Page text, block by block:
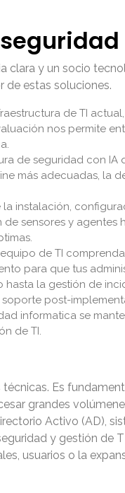
y un socio
de estas soluciones.
de TI
nos permite
de seguridad con IA
más adecuadas, la
instalación,
sensores y agentes
de TI
para que tus
la gestión de
post-
informatica se
de TI.
Es
grandes
Activo (AD),
y gestión de
usuarios o la